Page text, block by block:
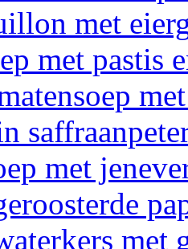
met
met pastis
met
met